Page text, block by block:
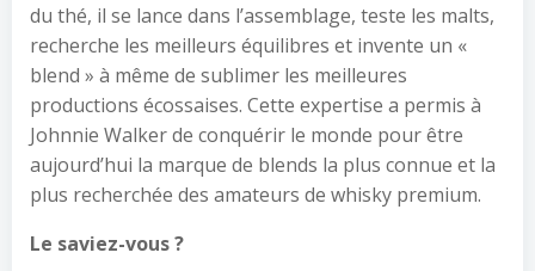
du thé, il se lance dans l’assemblage, teste les malts,
recherche les meilleurs équilibres et invente un «
blend » à même de sublimer les meilleures
productions écossaises. Cette expertise a permis à
Johnnie Walker de conquérir le monde pour être
aujourd’hui la marque de blends la plus connue et la
plus recherchée des amateurs de whisky premium.
Le saviez-vous ?